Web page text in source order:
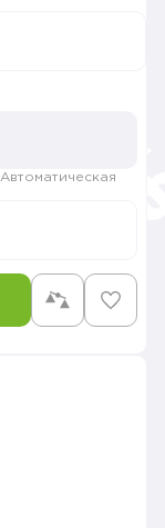
Автоматическая